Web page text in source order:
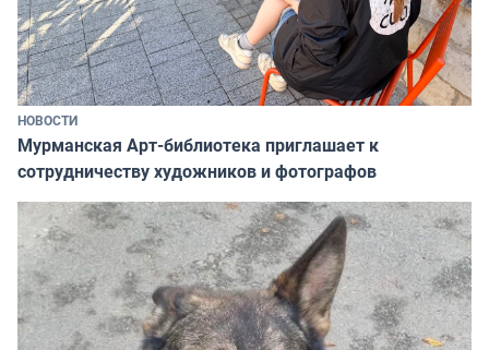
НОВОСТИ
Мурманская Арт-библиотека приглашает к
сотрудничеству художников и фотографов